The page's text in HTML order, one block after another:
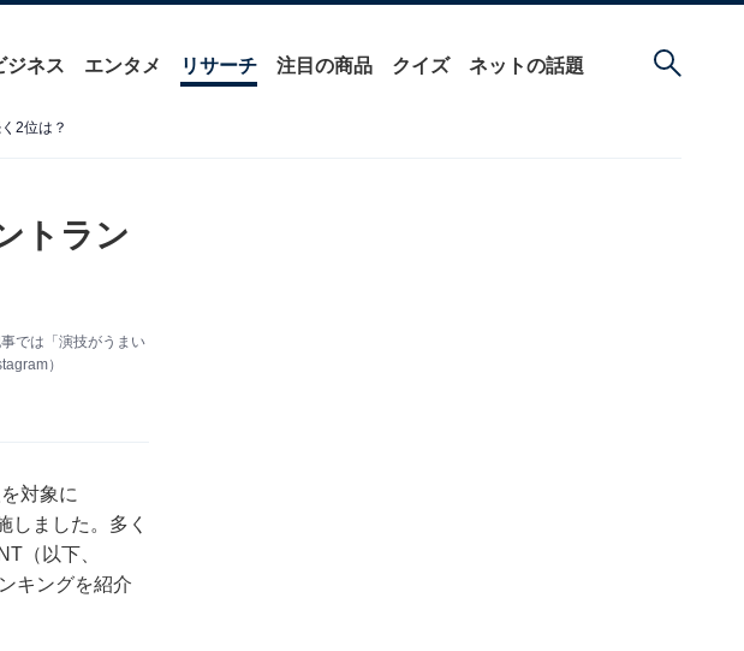
ジネス エンタメ リサーチ 注目の商品 クイズ ネットの話題
2位は？
トラン
では「演技がうまい
）
対象に
しました。多く
（以下、
キングを紹介